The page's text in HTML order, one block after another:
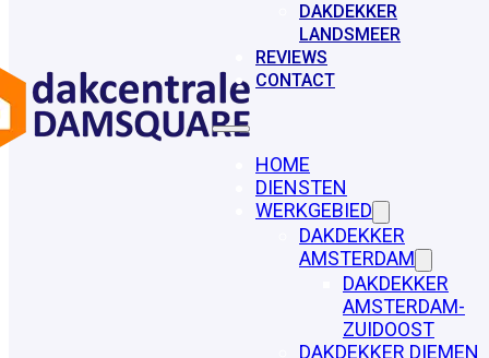
DAKDEKKER
LANDSMEER
REVIEWS
CONTACT
HOME
DIENSTEN
WERKGEBIED
DAKDEKKER
AMSTERDAM
DAKDEKKER
AMSTERDAM-
ZUIDOOST
DAKDEKKER DIEMEN